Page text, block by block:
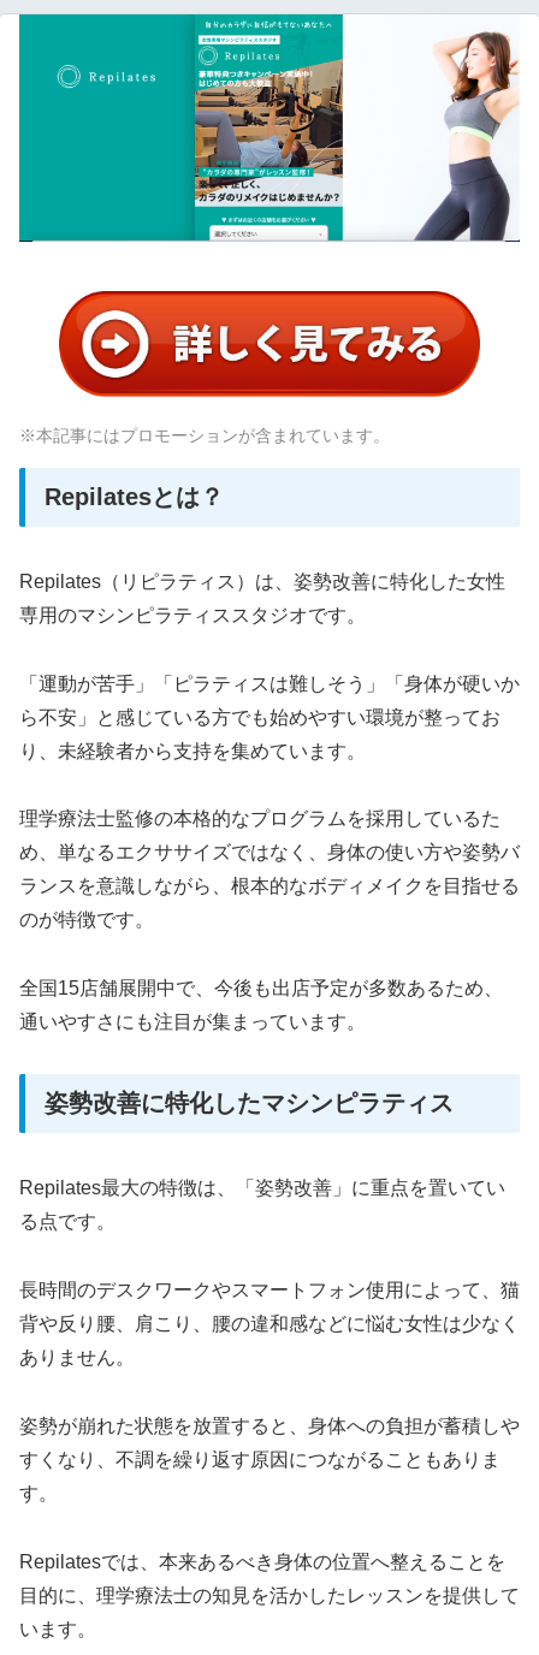
※本記事にはプロモーションが含まれています。
Repilatesとは？
Repilates（リピラティス）は、姿勢改善に特化した女性
専用のマシンピラティススタジオです。
「運動が苦手」「ピラティスは難しそう」「身体が硬いか
ら不安」と感じている方でも始めやすい環境が整ってお
り、未経験者から支持を集めています。
理学療法士監修の本格的なプログラムを採用しているた
め、単なるエクササイズではなく、身体の使い方や姿勢バ
ランスを意識しながら、根本的なボディメイクを目指せる
のが特徴です。
全国15店舗展開中で、今後も出店予定が多数あるため、
通いやすさにも注目が集まっています。
姿勢改善に特化したマシンピラティス
Repilates最大の特徴は、「姿勢改善」に重点を置いてい
る点です。
長時間のデスクワークやスマートフォン使用によって、猫
背や反り腰、肩こり、腰の違和感などに悩む女性は少なく
ありません。
姿勢が崩れた状態を放置すると、身体への負担が蓄積しや
すくなり、不調を繰り返す原因につながることもありま
す。
Repilatesでは、本来あるべき身体の位置へ整えることを
目的に、理学療法士の知見を活かしたレッスンを提供して
います。